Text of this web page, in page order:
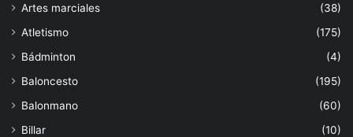
Artes marciales
(38)
Atletismo
(175)
Bádminton
(4)
Baloncesto
(195)
Balonmano
(60)
Billar
(10)